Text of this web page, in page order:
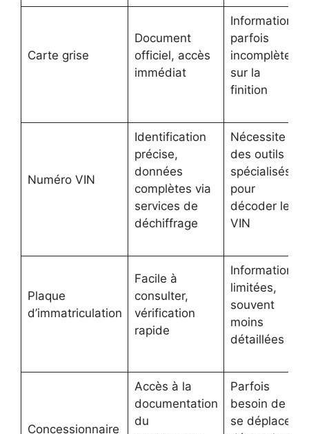
Carte grise
Document
officiel, accès
immédiat
Informations
parfois
incomplètes
sur la
finition
Numéro VIN
Identification
précise,
données
complètes via
services de
déchiffrage
Nécessite
des outils
spécialisés
pour
décoder le
VIN
Plaque
d’immatriculation
Facile à
consulter,
vérification
rapide
Informations
limitées,
souvent
moins
détaillées
Concessionnaire
Accès à la
documentation
du
Parfois
besoin de
se déplacer,